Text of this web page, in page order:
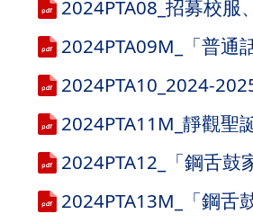
2024PTA08_招募校
2024PTA09M_「普通
2024PTA10_2024-
2024PTA11M_靜觀聖
2024PTA12_「鋼舌
2024PTA13M_「鋼舌